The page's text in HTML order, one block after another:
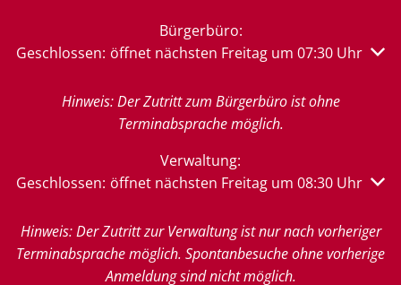
Bürgerbüro:
Klicken, um weitere Öffnungs- oder Schließzeiten
Geschlossen: öffnet nächsten Freitag um 07:30 Uhr
Hinweis: Der Zutritt zum Bürgerbüro ist ohne
Terminabsprache möglich.
Verwaltung:
Klicken, um weitere Öffnungs- oder Schließzeiten
Geschlossen: öffnet nächsten Freitag um 08:30 Uhr
Hinweis: Der Zutritt zur Verwaltung ist nur nach vorheriger
Terminabsprache möglich. Spontanbesuche ohne vorherige
Anmeldung sind nicht möglich.